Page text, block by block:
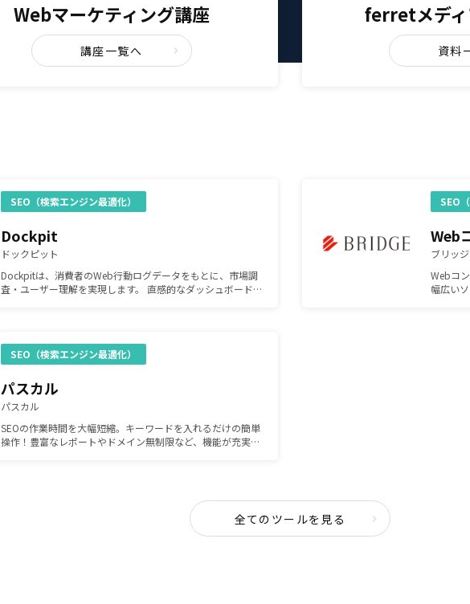
Webマーケティング講座
講座一覧へ
ferretメディ
資料
SEO（検索エンジン最適化）
Dockpit
ドックピット
Dockpitは、消費者のWeb行動ログデータをもとに、市場調
査・ユーザー理解を実現します。 直感的なダッシュボード
SEO
ブリッ
Webコ
幅広い
SEO（検索エンジン最適化）
パスカル
パスカル
SEOの作業時間を大幅短縮。キーワードを入れるだけの簡単
操作！豊富なレポートやドメイン無制限など、機能が充実し
全てのツールを見る